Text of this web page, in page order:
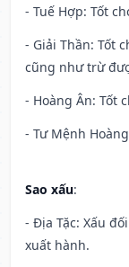
- Tuế Hợp: Tốt
- Giải Thần: Tốt
cũng như trừ
- Hoàng Ân: Tốt
- Tư Mệnh
Sao xấu:
- Địa Tặc: Xấu
xuất hành.